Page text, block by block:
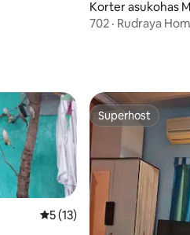
Korter asukohas
702 · Rudraya
Keskmine hinnang 5/5, 13
5 (13)
Superhost
Superhost